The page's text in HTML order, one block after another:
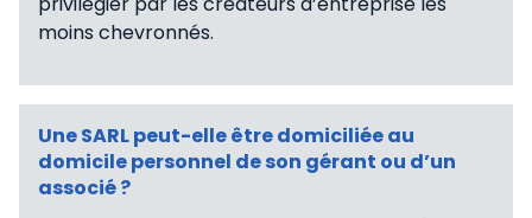
moins chevronnés.
Une SARL peut-elle être domiciliée au
domicile personnel de son gérant ou d’un
associé ?